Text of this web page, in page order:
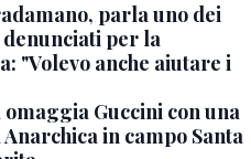
parla uno dei
per la
"Volevo anche aiutare i
omaggia Guccini con una
Anarchica in campo Santa